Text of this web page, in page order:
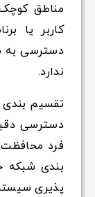
مناطق
کاربر یا
دسترسی به
ندارد.
تقسیم بندی
دسترسی
فرد
بندی شبکه
پذیری